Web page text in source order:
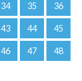
34 35 36
43 44 45
46 47 48